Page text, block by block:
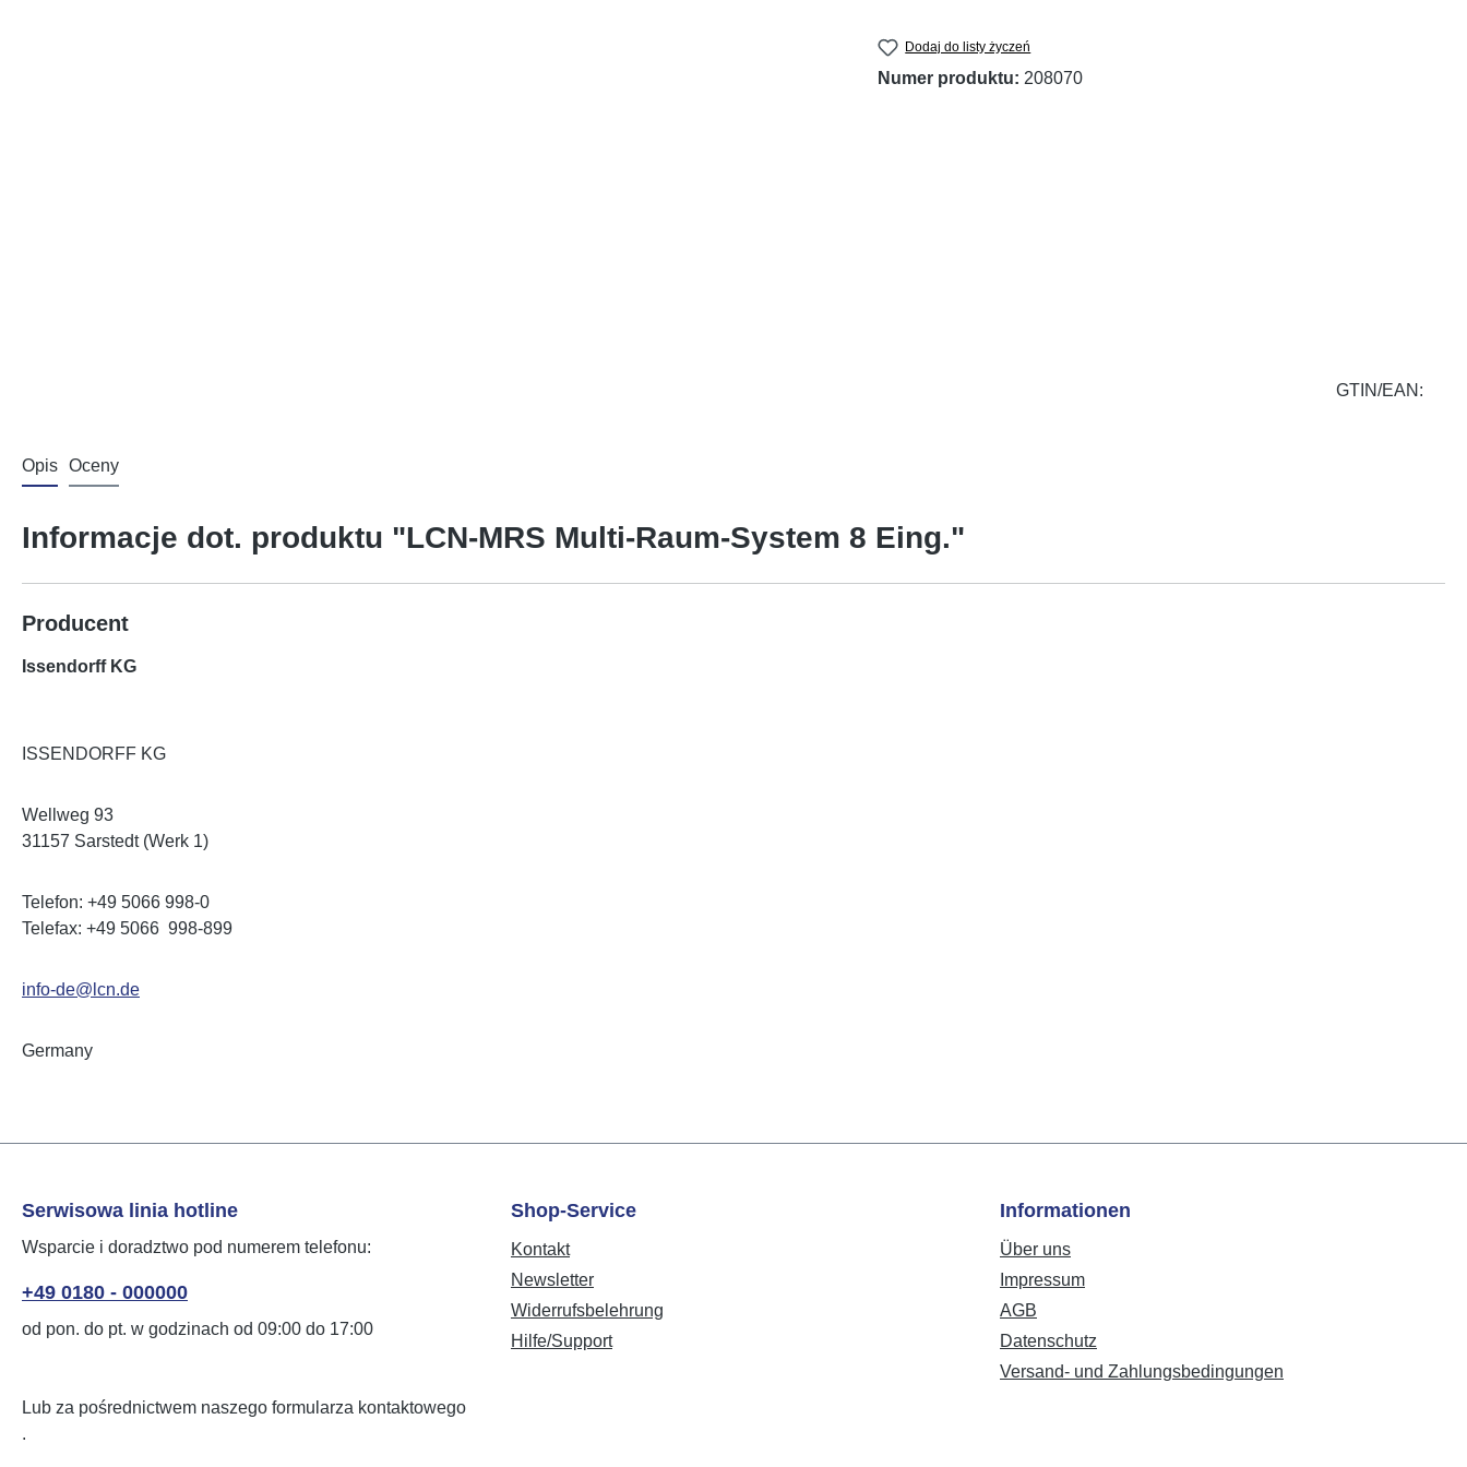
Dodaj do listy życzeń
Numer produktu: 208070
GTIN/EAN:
Opis Oceny
Informacje dot. produktu "LCN-MRS Multi-Raum-System 8 Eing."
Producent
Issendorff KG
ISSENDORFF KG
Wellweg 93
31157 Sarstedt (Werk 1)
Telefon: +49 5066 998-0
Telefax: +49 5066 998-899
info-de@lcn.de
Germany
Serwisowa linia hotline
Wsparcie i doradztwo pod numerem telefonu:
+49 0180 - 000000
od pon. do pt. w godzinach od 09:00 do 17:00
Lub za pośrednictwem naszego formularza kontaktowego
.
Shop-Service
Kontakt
Newsletter
Widerrufsbelehrung
Hilfe/Support
Informationen
Über uns
Impressum
AGB
Datenschutz
Versand- und Zahlungsbedingungen